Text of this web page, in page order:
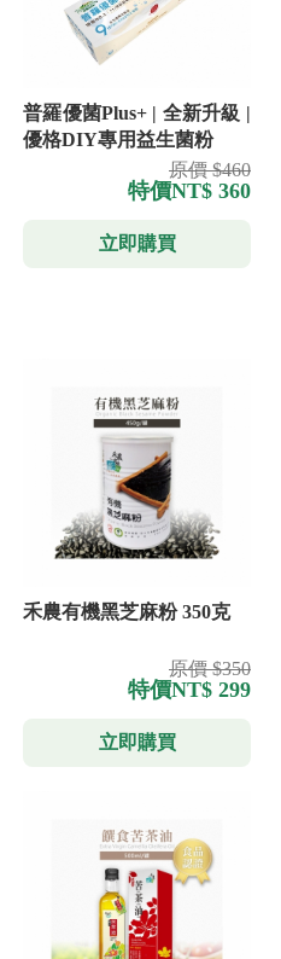
普羅優菌Plus+ | 全新升級 |
優格DIY專用益生菌粉
原價 $460
特價NT$ 360
立即購買
禾農有機黑芝麻粉 350克
原價 $350
特價NT$ 299
立即購買